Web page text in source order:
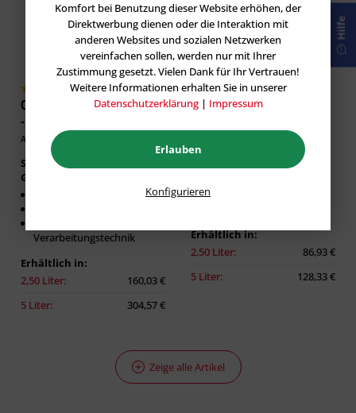
Caparol StuccoDecor DI LUCE
- spiegelglänzende...
Artikel-Nr.: CAP-100510
Spiegelglänzende
Gestaltung
Verarbeitungstechnik
Erhältlich in:
2,50 Liter:
160,03 €
5 Liter:
304,57 €
Caparol DecoLasur Matt -
Dekorative Lasur Innen
Diffusionsfähig
Erhältlich in:
2,50 Liter:
86,93 €
5 Liter:
128,33 €
Zeige alle Artikel
Hilfe
Komfort bei Benutzung dieser Website erhöhen, der
Direktwerbung dienen oder die Interaktion mit
anderen Websites und sozialen Netzwerken
vereinfachen sollen, werden nur mit Ihrer
Zustimmung gesetzt. Vielen Dank für Ihr Vertrauen!
Weitere Informationen erhalten Sie in unserer
Datenschutzerklärung| Impressum
Erlauben
Konfigurieren